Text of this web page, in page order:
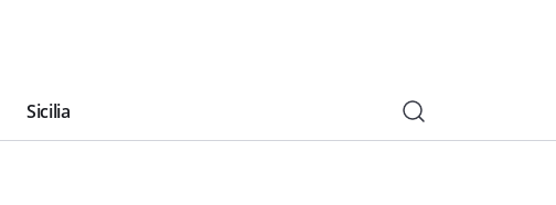
Sicilia